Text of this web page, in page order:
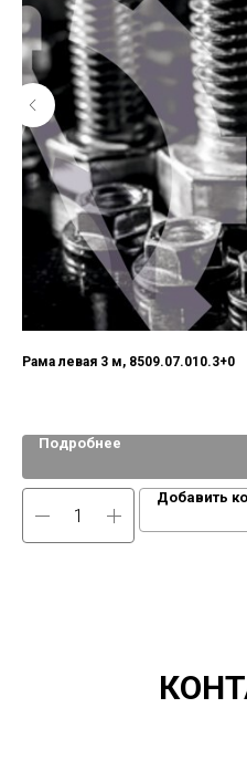
Рама левая 3 м, 8509.07.010.3+0
Подробнее
Добавить